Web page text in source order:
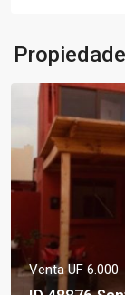
VentaUF 6.000